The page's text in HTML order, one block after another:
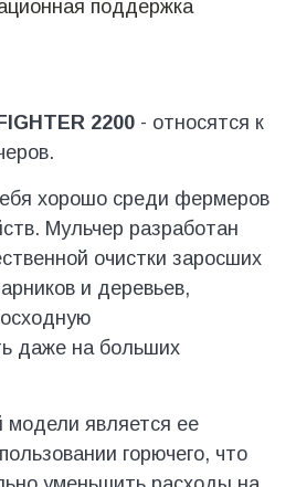
поддержка
2200 - относятся к
хорошо среди фермеров
Мульчер разработан
очистки заросших
и деревьев,
даже на больших
модели является ее
горючего, что